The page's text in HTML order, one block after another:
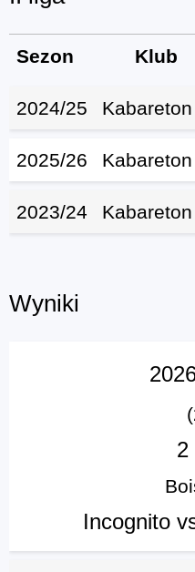
Sezon Klub
2024/25
2025/26
2023/24
Wyniki
2
Incognito